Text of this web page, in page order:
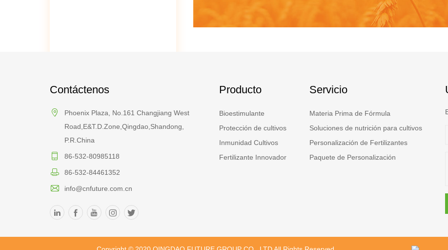
Contáctenos
Phoenix Plaza, No.161 Changjiang West
Road,E&T.D.Zone,Qingdao,Shandong,
P.R.China
86-532-80985118
86-532-84461352
info@cnfuture.com.cn
Producto
Bioestimulante
Protección de cultivos
Inmunidad Cultivos
Fertilizante Innovador
Servicio
Materia Prima de Fórmula
Soluciones de nutrición para cultivos
Personalización de Fertilizantes
Paquete de Personalización